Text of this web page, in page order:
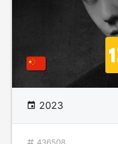
2023